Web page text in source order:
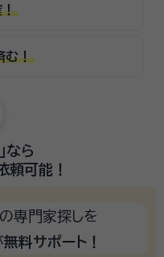
！
む！
なら
頼可能！
の専門家探しを
無料サポート！